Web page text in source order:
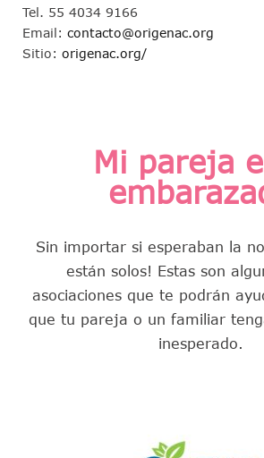
Tel. 55 4034 9166
Email: contacto@origenac.org
Sitio: origenac.org/
Mi pareja
Sin importar si esperaban la
están solos! Estas son
asociaciones que te podrán
que tu pareja o un familiar
inesperado.